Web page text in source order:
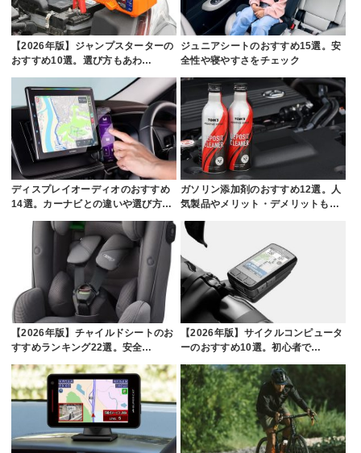
【2026年版】ジャンプスターターの
おすすめ10選。選び方もあわ…
ジュニアシートのおすすめ15選。安
全性や寝やすさをチェック
ディスプレイオーディオのおすすめ
14選。カーナビとの違いや選び方…
ガソリン添加剤のおすすめ12選。人
気製品やメリット・デメリットも…
【2026年版】チャイルドシートのお
すすめランキング22選。安全…
【2026年版】サイクルコンピュータ
ーのおすすめ10選。初心者で…